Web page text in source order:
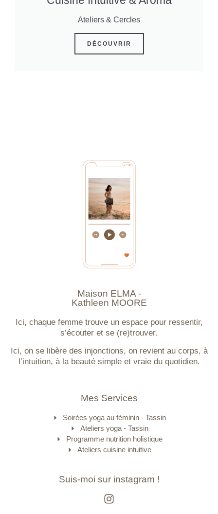
Ateliers & Cercles
DÉCOUVRIR
Maison ELMA -
Kathleen MOORE
Ici, chaque femme trouve un espace pour ressentir,
s’écouter et se (re)trouver.
Ici, on se libère des injonctions, on revient au corps, à
l’intuition, à la beauté simple et vraie du quotidien.
Mes Services
Soirées yoga au féminin - Tassin
Ateliers yoga - Tassin
Programme nutrition holistique
Ateliers cuisine intuitive
Suis-moi sur instagram !